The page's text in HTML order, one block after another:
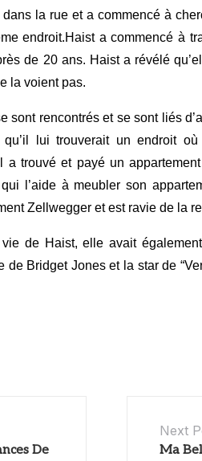
la rue et a commencé à
endroit.Haist a commencé à
de 20 ans. Haist a révélé
la voient pas.
sont rencontrés et se sont liés
lui trouverait un endroit où
a trouvé et payé un
l’aide à meubler son
Zellwegger et est ravie de la
de Haist, elle avait
de Bridget Jones et la star de
De
Next
Ma